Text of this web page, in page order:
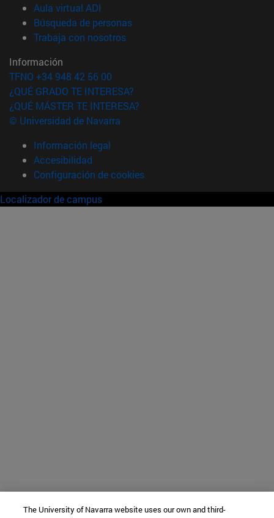
Aula virtual ADI
Búsqueda de personas(abre en nueva ventana)
Trabaja con nosotros(abre en nueva ventana)
Información
TFNO +34 948 42 56 00
¿QUÉ GRADO TE INTERESA?
¿QUÉ MÁSTER TE INTERESA?
© Universidad de Navarra
Información legal
Accesibilidad
Configuración de cookies
Localizador de campus
The University of Navarra website uses our own and third-